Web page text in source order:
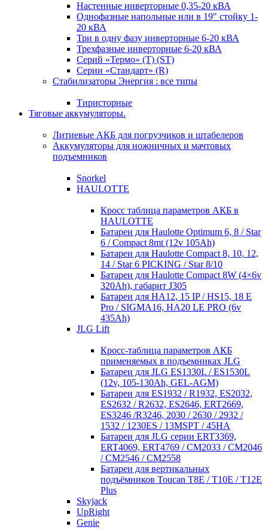
Настенные инверторные 0,35-20 кВА
Однофазные напольные или в 19" стойку 1-
20 кВА
Три в одну фазу инверторные 6-20 кВА
Трехфазные инверторные 6-20 кВА
Серий «Термо» (T) (ST)
Серии «Стандарт» (R)
Стабилизаторы Энергия : все типы
Тиристорные
Тяговые аккумуляторы.
Литиевые АКБ для погрузчиков и штабелеров
Аккумуляторы для ножничных и мачтовых
подъемников
Snorkel
HAULOTTE
Кросc таблица параметров АКБ в
HAULOTTE
Батареи для Haulotte Optimum 6, 8 / Star
6 / Compact 8mt (12v 105Ah)
Батареи для Haulotte Compact 8, 10, 12,
14 / Star 6 PICKING / Star 8/10
Батареи для Haulotte Compact 8W (4×6v
320Ah), габарит J305
Батареи для HA12, 15 IP / HS15, 18 E
Pro / SIGMA16, HA20 LE PRO (6v
435Ah)
JLG Lift
Кросc-таблица параметров АКБ
применяемых в подъемниках JLG
Батареи для JLG ES1330L / ES1530L
(12v, 105-130Ah, GEL-AGM)
Батареи для ES1932 / R1932, ES2032,
ES2632 / R2632, ES2646, ERT2669,
ES3246 /R3246, 2030 / 2630 / 2932 /
1532 / 1230ES / 13MSPT / 45HA
Батареи для JLG серии ERT3369,
ERT4069, ERT4769 / CM2033 / CM2046
/ CM2546 / CM2558
Батареи для вертикальных
подъёмников Toucan T8E / T10E / T12E
Plus
Skyjack
UpRight
Genie